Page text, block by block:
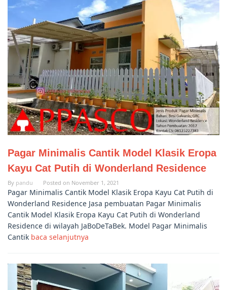
Pagar Minimalis Cantik Model Klasik Eropa
Kayu Cat Putih di Wonderland Residence
By pandu Posted on November 1, 2021
Pagar Minimalis Cantik Model Klasik Eropa Kayu Cat Putih di
Wonderland Residence Jasa pembuatan Pagar Minimalis
Cantik Model Klasik Eropa Kayu Cat Putih di Wonderland
Residence di wilayah JaBoDeTaBek. Model Pagar Minimalis
Cantik baca selanjutnya